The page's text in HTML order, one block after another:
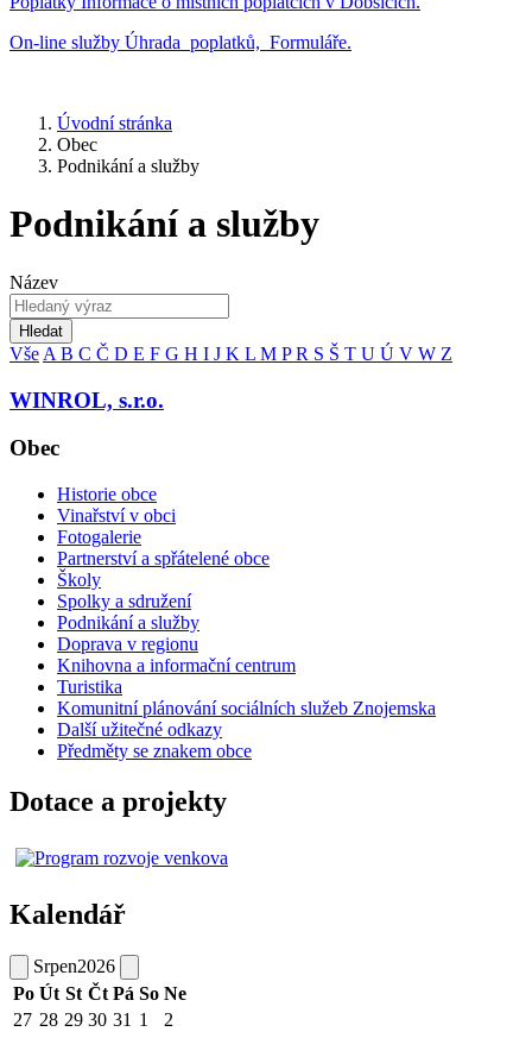
On-line služby Úhrada poplatků, Formuláře.
Úvodní stránka
Obec
Podnikání a služby
Podnikání a služby
Název
Hledat
Vše A B C Č D E F G H I J K L M PR S Š T U Ú V W Z
WINROL, s.r.o.
Obec
Historie obce
Vinařství v obci
Fotogalerie
Partnerství a spřátelené obce
Školy
Spolky a sdružení
Podnikání a služby
Doprava v regionu
Knihovna a informační centrum
Turistika
Komunitní plánování sociálních služeb Znojemska
Další užitečné odkazy
Předměty se znakem obce
Dotace a projekty
Kalendář
Srpen2026
Po Út St Čt Pá So Ne
27 28 29 30 31 1
2